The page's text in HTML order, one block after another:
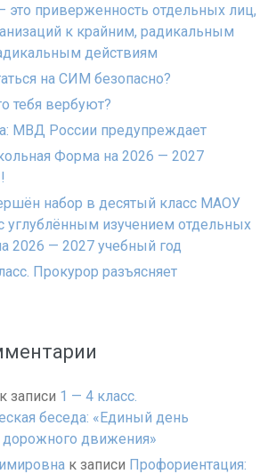
это приверженность отдельных лиц,
к крайним, радикальным
действиям
на СИМ безопасно?
тебя вербуют?
МВД России предупреждает
Форма на 2026 — 2027
набор в десятый класс МАОУ
изучением отдельных
2026 — 2027 учебный год
Прокурор разъясняет
к записи 1 — 4 класс.
беседа: «Единый день
дорожного движения»
к записи Профориентация: